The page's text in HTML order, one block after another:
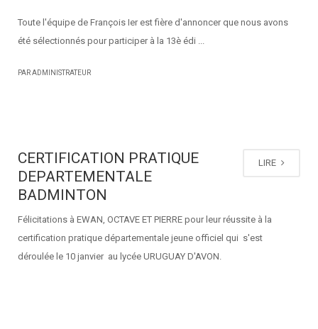
Toute l'équipe de François Ier est fière d'annoncer que nous avons
été sélectionnés pour participer à la 13è édi ...
PAR ADMINISTRATEUR
LIRE
CERTIFICATION PRATIQUE
DEPARTEMENTALE
BADMINTON
Félicitations à EWAN, OCTAVE ET PIERRE pour leur réussite à la
certification pratique départementale jeune officiel qui s'est
déroulée le 10 janvier au lycée URUGUAY D'AVON.